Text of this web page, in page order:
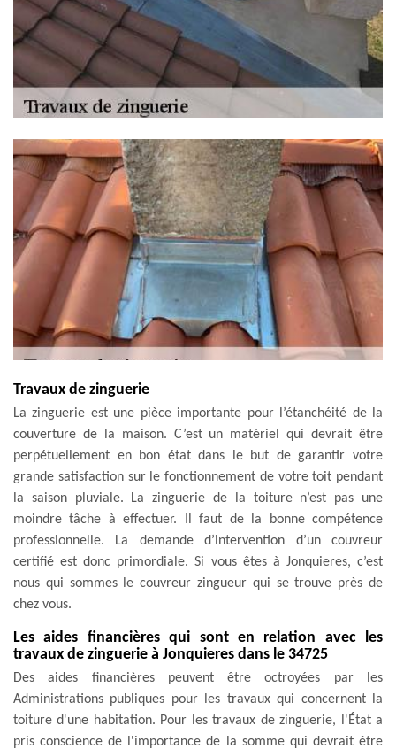
Travaux de zinguerie
La zinguerie est une pièce importante pour l’étanchéité de la
couverture de la maison. C’est un matériel qui devrait être
perpétuellement en bon état dans le but de garantir votre
grande satisfaction sur le fonctionnement de votre toit pendant
la saison pluviale. La zinguerie de la toiture n’est pas une
moindre tâche à effectuer. Il faut de la bonne compétence
professionnelle. La demande d’intervention d’un couvreur
certifié est donc primordiale. Si vous êtes à Jonquieres, c’est
nous qui sommes le couvreur zingueur qui se trouve près de
chez vous.
Les aides financières qui sont en relation avec les
travaux de zinguerie à Jonquieres dans le 34725
Des aides financières peuvent être octroyées par les
Administrations publiques pour les travaux qui concernent la
toiture d'une habitation. Pour les travaux de zinguerie, l'État a
pris conscience de l'importance de la somme qui devrait être